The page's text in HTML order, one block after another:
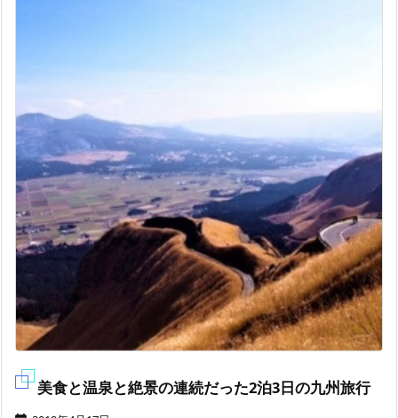
美食と温泉と絶景の連続だった2泊3日の九州旅行